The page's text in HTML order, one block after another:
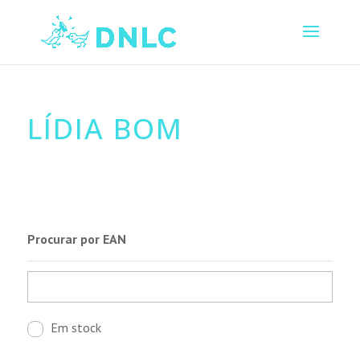
LÍDIA BOM
Procurar por EAN
Em stock